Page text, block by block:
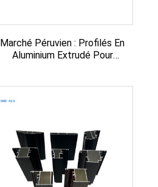
Marché Péruvien : Profilés En
Aluminium Extrudé Pour